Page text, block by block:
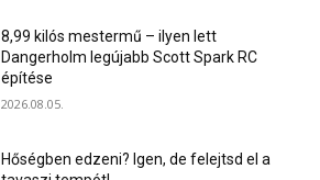
8,99 kilós mestermű – ilyen lett
Dangerholm legújabb Scott Spark RC
építése
2026.08.05.
Hőségben edzeni? Igen, de felejtsd el a